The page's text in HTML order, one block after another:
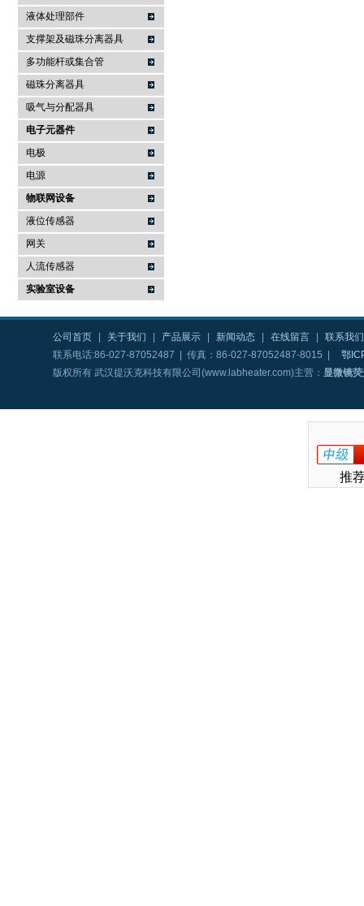
液体处理部件
支撑架及磁珠分离器具
多功能杆或集合管
磁珠分离器具
吸气与分配器具
电子元器件
电极
电源
物联网设备
液位传感器
网关
人流传感器
实验室设备
公司首页 关于我们 产品展示 新闻动态 在线留言
联系我们
联系电话:86-027-87052487 | 传真：86-027-87052487-8015 |
鄂
版权所有 武汉提沃克科技有限公司(www.labheater.com)主营： 显微镜
推